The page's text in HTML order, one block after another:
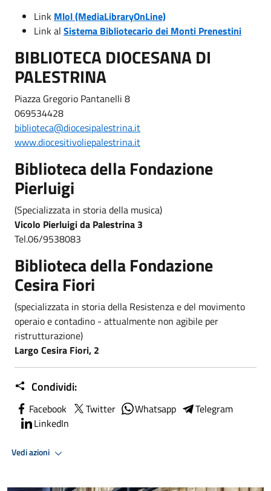
Link Mlol (MediaLibraryOnLine)
Link al Sistema Bibliotecario dei Monti Prenestini
BIBLIOTECA DIOCESANA DI
PALESTRINA
Piazza Gregorio Pantanelli 8
069534428
biblioteca@diocesipalestrina.it
www.diocesitivoliepalestrina.it
Biblioteca della Fondazione
Pierluigi
(Specializzata in storia della musica)
Vicolo Pierluigi da Palestrina 3
Tel.06/9538083
Biblioteca della Fondazione
Cesira Fiori
(specializzata in storia della Resistenza e del movimento
operaio e contadino - attualmente non agibile per
ristrutturazione)
Largo Cesira Fiori, 2
Condividi:
Facebook Twitter Whatsapp
Telegram
LinkedIn
Vedi azioni